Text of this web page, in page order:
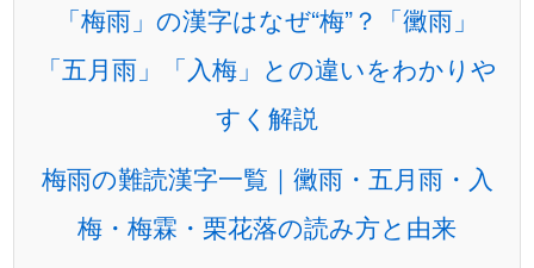
「梅雨」の漢字はなぜ“梅”？「黴雨」
「五月雨」「入梅」との違いをわかりや
すく解説
梅雨の難読漢字一覧｜黴雨・五月雨・入
梅・梅霖・栗花落の読み方と由来